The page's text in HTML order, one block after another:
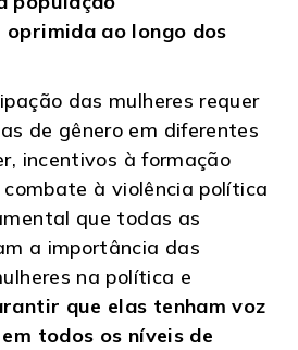
ao longo dos
das mulheres requer
de gênero em diferentes
incentivos à formação
à violência política
que todas as
a importância das
na política e
que elas tenham voz
todos os níveis de